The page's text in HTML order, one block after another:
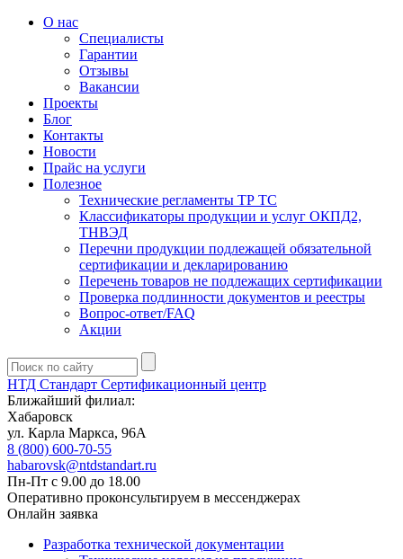
О нас
Специалисты
Гарантии
Отзывы
Вакансии
Проекты
Блог
Контакты
Новости
Прайс на услуги
Полезное
Технические регламенты ТР ТС
Классификаторы продукции и услуг ОКПД2,
ТНВЭД
Перечни продукции подлежащей обязательной
сертификации и декларированию
Перечень товаров не подлежащих сертификации
Проверка подлинности документов и реестры
Вопрос-ответ/FAQ
Акции
НТД Стандарт Сертификационный центр
Ближайший филиал:
Хабаровск
ул. Карла Маркса, 96А
8 (800) 600-70-55
habarovsk@ntdstandart.ru
Пн-Пт с 9.00 до 18.00
Оперативно проконсультируем в мессенджерах
Онлайн заявка
Разработка технической документации